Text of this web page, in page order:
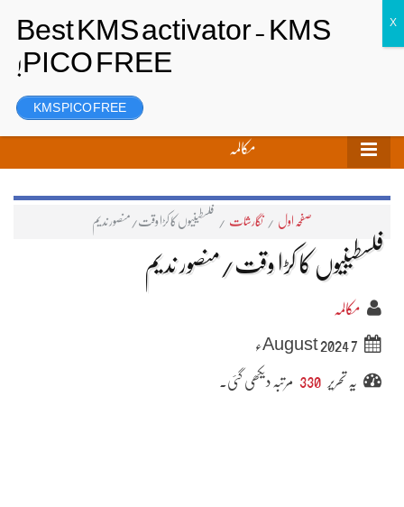
رجسٹر
مکالمہ
صفحہ اول / نگارشات / فلسطینیوں کا کڑا وقت/منصور ندیم
فلسطینیوں کا کڑا وقت/منصور ندیم
مکالمہ
7 August 2024ء
یہ تحریر 330 مرتبہ دیکھی گئی۔
KMS PICO FREE